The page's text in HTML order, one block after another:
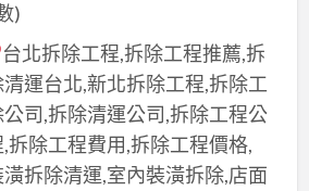
)
台北拆除工程,拆除工程推薦,拆
運台北,新北拆除工程,拆除工
司,拆除清運公司,拆除工程公
拆除工程費用,拆除工程價格,
拆除清運,室內裝潢拆除,店面